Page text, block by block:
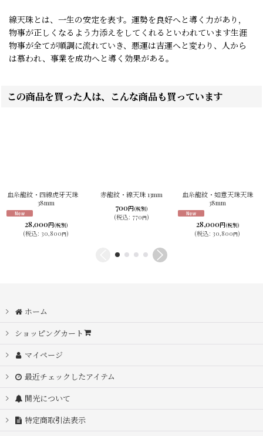
線天珠とは、一生の安定を表す。運勢を良好へと導く力があり，
物事が正しくなるよう力添えをしてくれるといわれています生涯
物事が全てが順調に流れていき、悪運は吉運へと変わり、人から
は慕われ、事業を成功へと導く効果がある。
この商品を買った人は、こんな商品も買っています
血糸龍紋・四線虎牙天珠
38mm
28,000円(税別)
(税込: 30,800円)
赤龍紋・線天珠 13mm
700円(税別)
(税込: 770円)
血糸龍紋・如意天珠天珠
38mm
28,000円(税別)
(税込: 30,800円)
ホーム
ショッピングカート
マイページ
最近チェックしたアイテム
開光について
特定商取引法表示